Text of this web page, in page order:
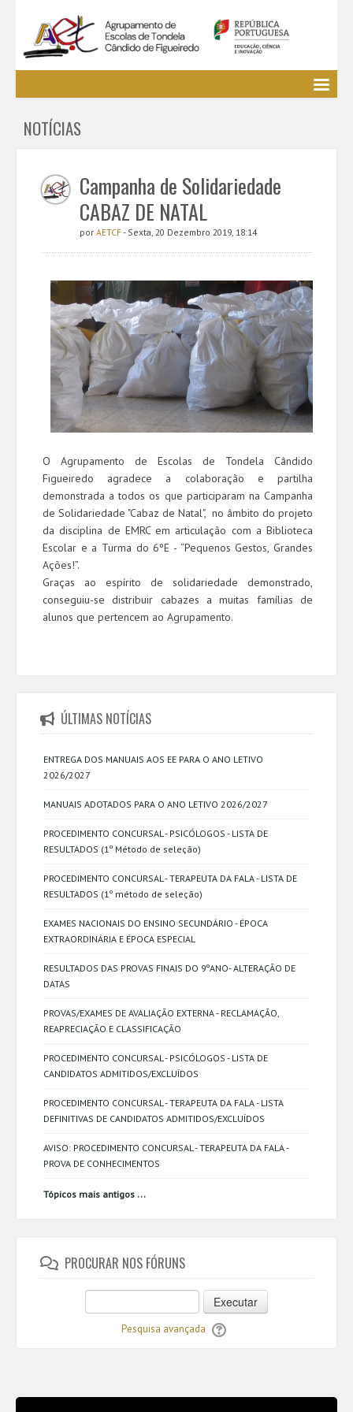
EE / Alunos
Cursos Profissionais
Bibliotecas
Media AETCF
Legislação
NOTÍCIAS
Campanha de Solidariedade
CABAZ DE NATAL
por AETCF- Sexta, 20 Dezembro 2019, 18:14
O Agrupamento de Escolas de Tondela Cândido
Figueiredo agradece a colaboração e partilha
demonstrada a todos os que participaram na Campanha
de Solidariedade "Cabaz de Natal", no âmbito do projeto
da disciplina de EMRC em articulação com a Biblioteca
Escolar e a Turma do 6ºE - “Pequenos Gestos, Grandes
Ações!”.
Graças ao espírito de solidariedade demonstrado,
conseguiu-se distribuir cabazes a muitas famílias de
alunos que pertencem ao Agrupamento.
ÚLTIMAS NOTÍCIAS
ENTREGA DOS MANUAIS AOS EE PARA O ANO LETIVO
2026/2027
MANUAIS ADOTADOS PARA O ANO LETIVO 2026/2027
PROCEDIMENTO CONCURSAL - PSICÓLOGOS - LISTA DE
RESULTADOS (1º Método de seleção)
PROCEDIMENTO CONCURSAL - TERAPEUTA DA FALA - LISTA DE
RESULTADOS (1º método de seleção)
EXAMES NACIONAIS DO ENSINO SECUNDÁRIO - ÉPOCA
EXTRAORDINÁRIA E ÉPOCA ESPECIAL
RESULTADOS DAS PROVAS FINAIS DO 9ºANO- ALTERAÇÃO DE
DATAS
PROVAS/EXAMES DE AVALIAÇÃO EXTERNA - RECLAMAÇÃO,
REAPRECIAÇÃO E CLASSIFICAÇÃO
PROCEDIMENTO CONCURSAL - PSICÓLOGOS - LISTA DE
CANDIDATOS ADMITIDOS/EXCLUÍDOS
PROCEDIMENTO CONCURSAL - TERAPEUTA DA FALA - LISTA
DEFINITIVAS DE CANDIDATOS ADMITIDOS/EXCLUÍDOS
AVISO: PROCEDIMENTO CONCURSAL - TERAPEUTA DA FALA -
PROVA DE CONHECIMENTOS
Tópicos mais antigos ...
PROCURAR NOS FÓRUNS
Executar
Pesquisa avançada